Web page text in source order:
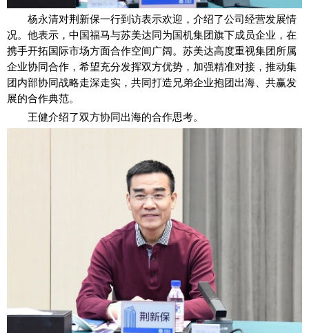
杨永清对荆新保一行到访表示欢迎，介绍了公司经营发展情
况。他表示，中国福马与苏美达同为国机集团旗下成员企业，在
携手开拓国际市场方面合作空间广阔。苏美达高度重视集团所属
企业协同合作，希望充分发挥双方优势，加强精准对接，推动集
团内部协同战略走深走实，共同打造兄弟企业抱团出海、共赢发
展的合作典范。
王健介绍了双方协同出海的合作思考。